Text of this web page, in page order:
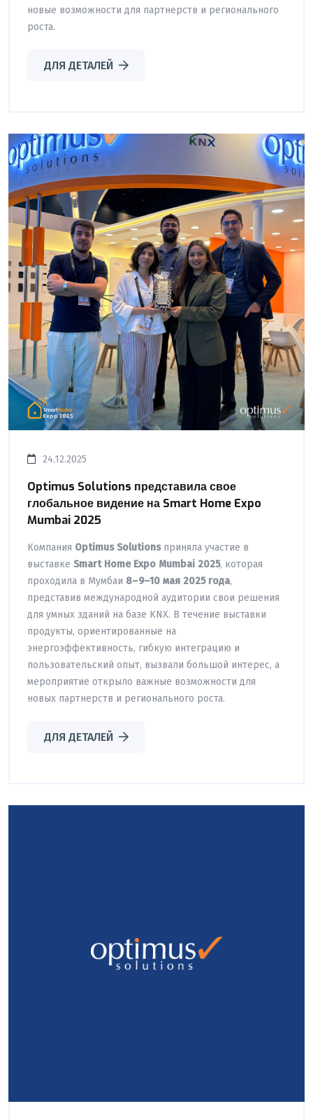
новые возможности для партнерств и регионального
роста.
ДЛЯ ДЕТАЛЕЙ
24.12.2025
Optimus Solutions представила свое
глобальное видение на Smart Home Expo
Mumbai 2025
Компания Optimus Solutionsприняла участие в
выставке Smart Home Expo Mumbai 2025, которая
проходила в Мумбаи 8–9–10 мая 2025 года,
представив международной аудитории свои решения
для умных зданий на базе KNX. В течение выставки
продукты, ориентированные на
энергоэффективность, гибкую интеграцию и
пользовательский опыт, вызвали большой интерес, а
мероприятие открыло важные возможности для
новых партнерств и регионального роста.
ДЛЯ ДЕТАЛЕЙ